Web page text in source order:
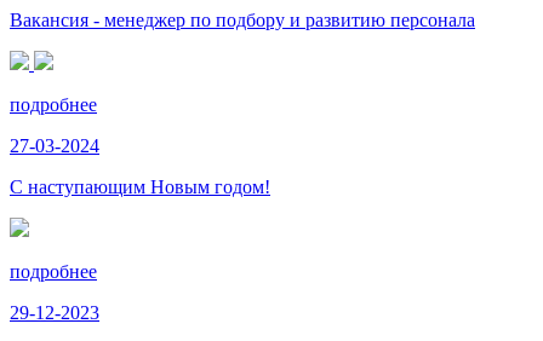
Вакансия - менеджер по подбору и развитию персонала
подробнее
27-03-2024
С наступающим Новым годом!
подробнее
29-12-2023